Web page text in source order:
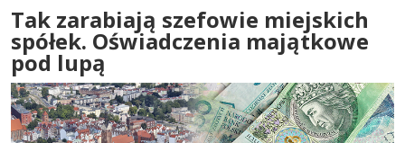
Tak zarabiają szefowie miejskich
spółek. Oświadczenia majątkowe
pod lupą